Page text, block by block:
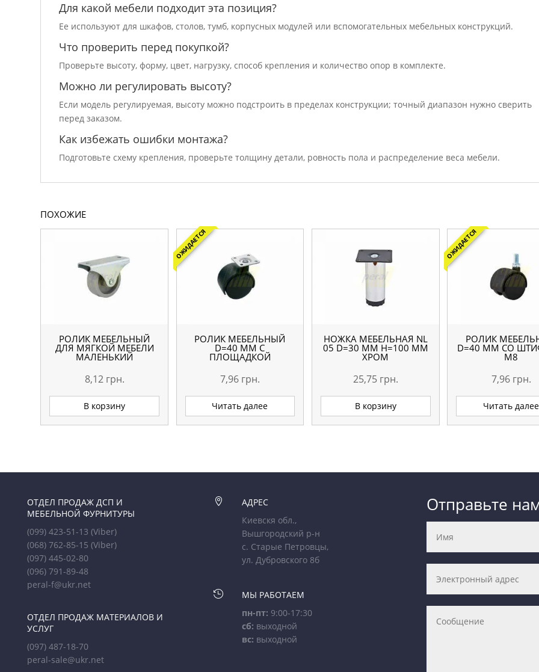
Для какой мебели подходит эта позиция?
Ее используют для шкафов, столов, тумб, корпусных модулей или вспомогательных мебельных конструкций.
Что проверить перед покупкой?
Проверьте высоту, форму, цвет, нагрузку, способ крепления и количество опор в комплекте.
Можно ли регулировать высоту?
Если модель регулируемая, высоту можно подстроить в пределах конструкции; точный диапазон нужно сверить
перед заказом.
Как избежать ошибки монтажа?
Подготовьте схему крепления, проверьте толщину детали, ровность пола и распределение веса мебели.
ПОХОЖИЕ
РОЛИК МЕБЕЛЬНЫЙ
ДЛЯ МЯГКОЙ МЕБЕЛИ
МАЛЕНЬКИЙ
8,12 грн.
В корзину
ОЖИДАЕТСЯ
РОЛИК МЕБЕЛЬНЫЙ
D=40 ММ С
ПЛОЩАДКОЙ
7,96 грн.
Читать далее
НОЖКА МЕБЕЛЬНАЯ NL
05 D=30 ММ H=100 ММ
ХРОМ
25,75 грн.
В корзину
ОЖИДАЕТСЯ
РОЛИК
D=40 ММ СО
M8
7,96 грн.
Читать далее
ОТДЕЛ ПРОДАЖ ДСП И
МЕБЕЛЬНОЙ ФУРНИТУРЫ
(099) 423-51-13(Viber)
(068) 762-85-15(Viber)
(097) 445-02-80
(096) 791-89-48
peral-f@ukr.net
ОТДЕЛ ПРОДАЖ МАТЕРИАЛОВ И
УСЛУГ
(097) 487-18-70
peral-sale@ukr.net

АДРЕС
Киевскя обл.,
Вышгородский р-н
с. Старые Петровцы,
ул. Дубровского 8б

МЫ РАБОТАЕМ
пн-пт: 9:00-17:30
сб: выходной
вс: выходной
Отправьте